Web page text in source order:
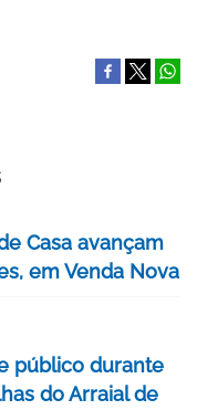
Casa avançam
em Venda Nova
público durante
do Arraial de